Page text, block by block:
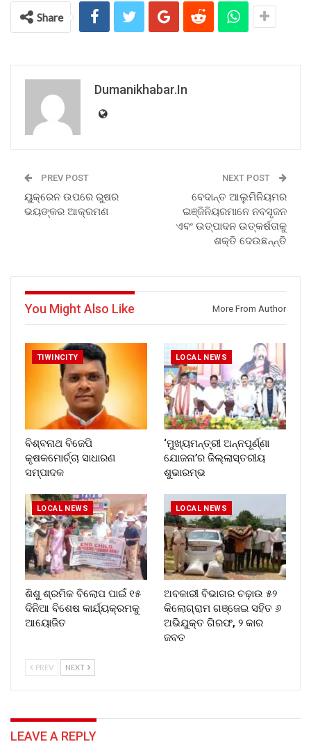
Share
Dumanikhabar.in
PREV POST
ୟୁକ୍ରେନ ଉପରେ ରୁଷର
ଭୟଙ୍କର ଆକ୍ରମଣ
NEXT POST
ବେଦାନ୍ତ ଆଲୁମିନିୟମର
ଇଞ୍ଜିନିୟରମାନେ ନବସୃଜନ
ଏବଂ ଉତ୍ପାଦନ ଉତ୍କର୍ଷତାକୁ
ଶକ୍ତି ଦେଉଛନ୍ନ୍ତି
You Might Also Like More From Author
TIWINCITY
ବିଶ୍ବନାଥ ବିଜେପି
କୃଷକମୋର୍ଚ୍ଚା ସାଧାରଣ
ସମ୍ପାଦକ
LOCAL NEWS
‘ମୁଖ୍ୟମନ୍ତ୍ରୀ ଅନ୍ନପୂର୍ଣ୍ଣା
ଯୋଜନା’ର ଜିଲ୍ଲାସ୍ତରୀୟ
ଶୁଭାରମ୍ଭ
LOCAL NEWS
ଶିଶୁ ଶ୍ରମିକ ବିଲୋପ ପାଇଁ ୧୫
ଦିନିଆ ବିଶେଷ କାର୍ଯ୍ୟକ୍ରମକୁ
ଆୟୋଜିତ
LOCAL NEWS
ଅବକାରୀ ବିଭାଗର ଚଢ଼ାଉ ୫୨
କିଲୋଗ୍ରାମ ଗଞ୍ଜେଇ ସହିତ ୬
ଅଭିଯୁକ୍ତ ଗିରଫ, ୨ କାର
ଜବତ
PREV NEXT
LEAVE A REPLY